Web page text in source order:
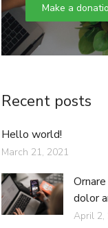
Make a
Recent posts
Hello world!
March 21, 2021
dolor
April 2,